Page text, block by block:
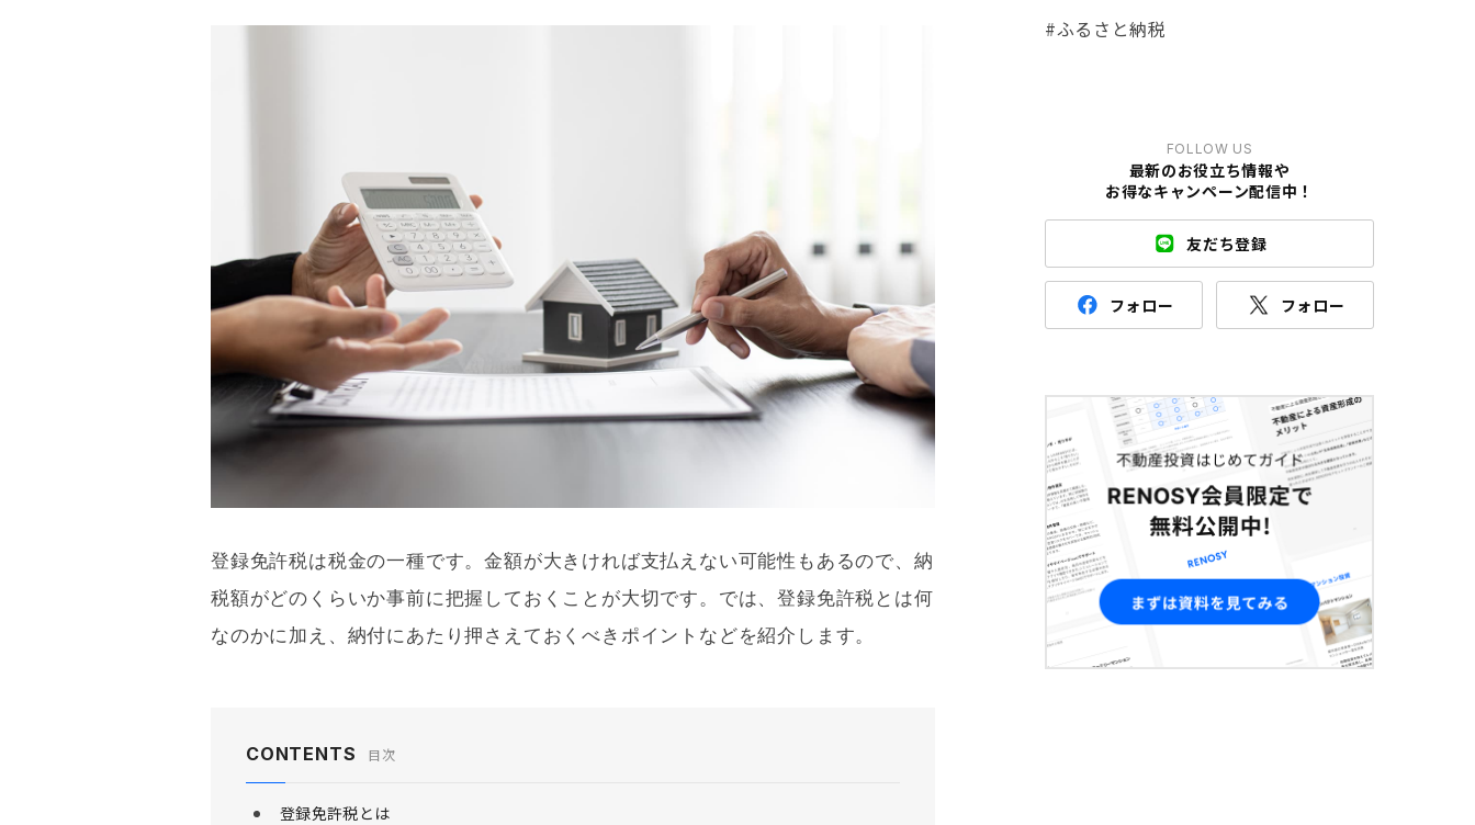
手間と時間を考慮して早めの手続きを
登録免許税は税金の一種です。金額が大きければ支払えない可能性もあるので、納
税額がどのくらいか事前に把握しておくことが大切です。では、登録免許税 とは何
なのかに加え、納付にあたり押さえておくべきポイントなどを紹介します。
CONTENTS 目次
登録免許税とは
#ふるさと納税
FOLLOW US
最新のお役立ち情報や
お得なキャンペーン配信中！
友だち登録
フォロー フォロー